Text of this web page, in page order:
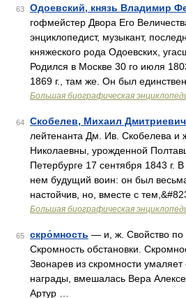
63 Одоевский, князь Владимир
гофмейстер Двора Его
энциклопедист, музыкант,
княжеского рода Одоевских,
Родился в Москве 30 го июля
1869 г., там же. Он был
Большая биографическая
64 Скобелев, Михаил Дмитриевич
лейтенанта Дм. Ив. Скобелева и
Николаевны, урожденной
Петербурге 17 сентября 1843 г.
нем будущий воин: он был
настойчив, но, вместе с
Большая биографическая
65 скро́мность — и, ж. Свойство по
Скромность обстановки.
Звонарев из скромности умаляет
награды, вмешалась Вера
Артур …